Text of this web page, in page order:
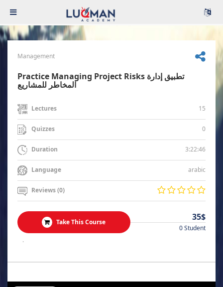
Management
Practice Managing Project Risks تطبيق إدارة
المخاطر للمشاريع
Lectures 15
Quizzes 0
Duration 3:22:46
Language arabic
Reviews (0)
Take This Course 35$
0 Student
.